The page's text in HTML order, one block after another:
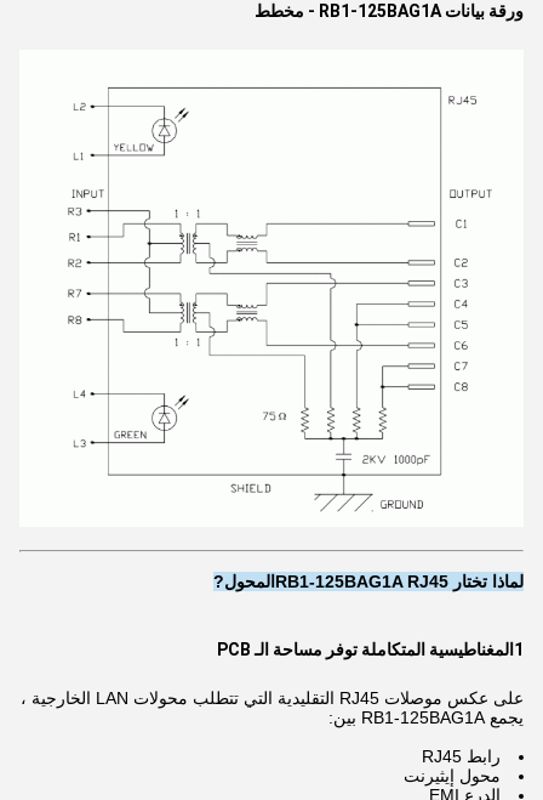
ورقة بيانات RB1-125BAG1A - مخطط
لماذا تختار RB1-125BAG1A RJ45 المحول?
1المغناطيسية المتكاملة توفر مساحة الـ PCB
على عكس موصلات RJ45 التقليدية التي تتطلب محولات LAN الخارجية ،
يجمع RB1-125BAG1A بين:
رابط RJ45
محول إيثيرنت
الدرع EMI